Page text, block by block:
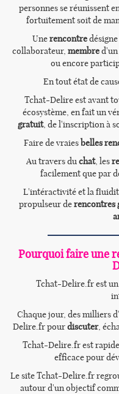
personnes se réunissent
fortuitement soit de
Unerencontre
collaborateur, membre
ou encore
En tout état de
Tchat-Delire est avant
écosystème, en fait un
gratuit, de l'inscription à
Faire de vraiesbelles
Au travers duchat, les
facilement que par
L'intéractivité et la
propulseur derencontres
Pourquoi faire une
Tchat-Delire.fr est
Chaque jour, des milliers
Delire.fr pourdiscuter,
Tchat-Delire.fr est
efficace pour
Le site Tchat-Delire.fr
autour d'un objectif